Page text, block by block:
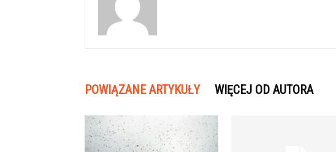
POWIĄZANE ARTYKUŁY WIĘCEJ OD AUTORA